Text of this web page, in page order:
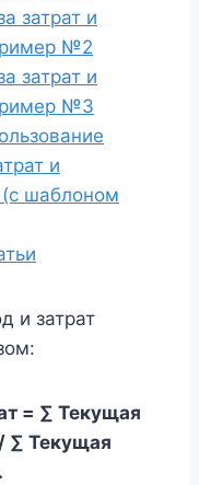
затрат и
№2
затрат и
№3
и
(с шаблоном
и затрат
= ∑ Текущая
∑ Текущая